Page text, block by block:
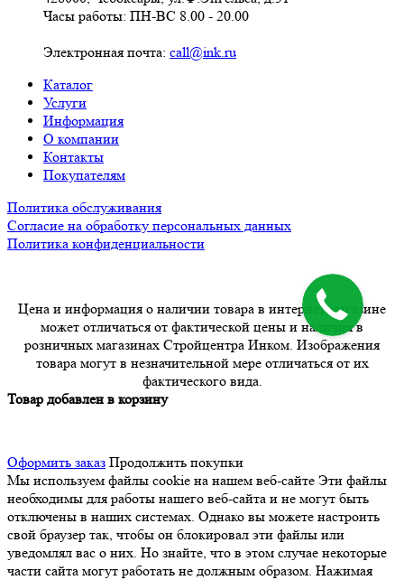
Часы работы: ПН-ВС 8.00 - 20.00
Электронная почта: call@ink.ru
Каталог
Услуги
Информация
О компании
Контакты
Покупателям
Политика обслуживания
Согласие на обработку персональных данных
Политика конфиденциальности
Цена и информация о наличии товара в интернет-магазине
может отличаться от фактической цены и наличия в
розничных магазинах Стройцентра Инком. Изображения
товара могут в незначительной мере отличаться от их
фактического вида.
Товар добавлен в корзину
Оформить заказ Продолжить покупки
Мы используем файлы cookie на нашем веб-сайте Эти файлы
необходимы для работы нашего веб-сайта и не могут быть
отключены в наших системах. Однако вы можете настроить
свой браузер так, чтобы он блокировал эти файлы или
уведомлял вас о них. Но знайте, что в этом случае некоторые
части сайта могут работать не должным образом. Нажимая